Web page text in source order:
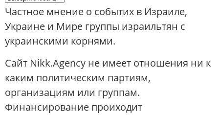
Частное мнение о событих в Израиле,
Украине и Мире группы израильтян с
украинскими корнями.
Сайт Nikk.Agency не имеет отношения ни к
каким политическим партиям,
организациям или группам.
Финансирование проиходит